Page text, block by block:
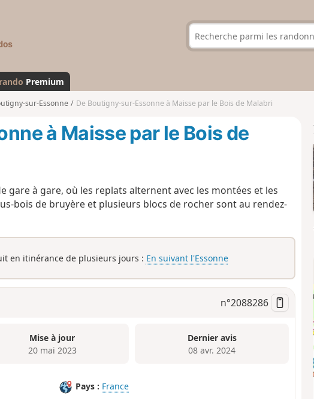
s
a
n
d
rando Premium
sur-Essonne De Boutigny-sur-Essonne à Maisse par le Bois de Malabri
à Maisse par le Bois de
à gare, où les replats alternent avec les montées et les
bois de bruyère et plusieurs blocs de rocher sont au rendez-
en itinérance de plusieurs jours : En suivant l'Essonne
n°2088286
Mise à jour
20 mai 2023
Dernier avis
08 avr. 2024
Pays : France